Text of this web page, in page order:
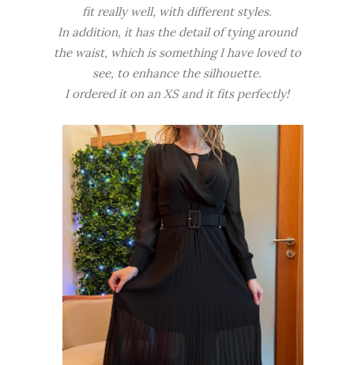
fit really well, with different styles.
In addition, it has the detail of tying around
the waist, which is something I have loved to
see, to enhance the silhouette.
I ordered it on an XS and it fits perfectly!